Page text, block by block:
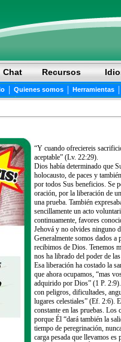
Chat Recursos
| Quienes somos | Herramientas |
“Y cuando ofreciereis
aceptable” (Lv. 22:29).
Dios había determinado que
holocausto, de paces y
por todos Sus beneficios. Se
oración, por la liberación de
una prueba. También
sencillamente un acto
continuamente, favores
Jehová y no olvides ninguno
Generalmente somos dados a
recibimos de Dios. Tenemos
nos ha librado del poder de
Esa liberación ha costado la
que ahora ocupamos, “mas
adquirido por Dios” (1 P. 2:9).
con peligros, dificultades,
lugares celestiales” (Ef. 2:6).
constante en las pruebas. Los
porque Él “dará también la
tiempo de peregrinación,
carga pesada que llevamos es